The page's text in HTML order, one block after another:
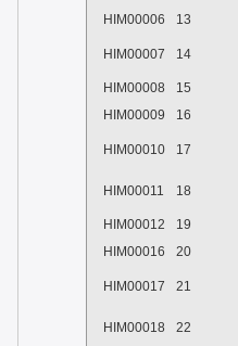
HIM00006
13
HIM00007 14
HIM00008
15
HIM00009
16
HIM00010 17
HIM00011 18
HIM00012
19
HIM00016
20
HIM00017 21
HIM00018 22